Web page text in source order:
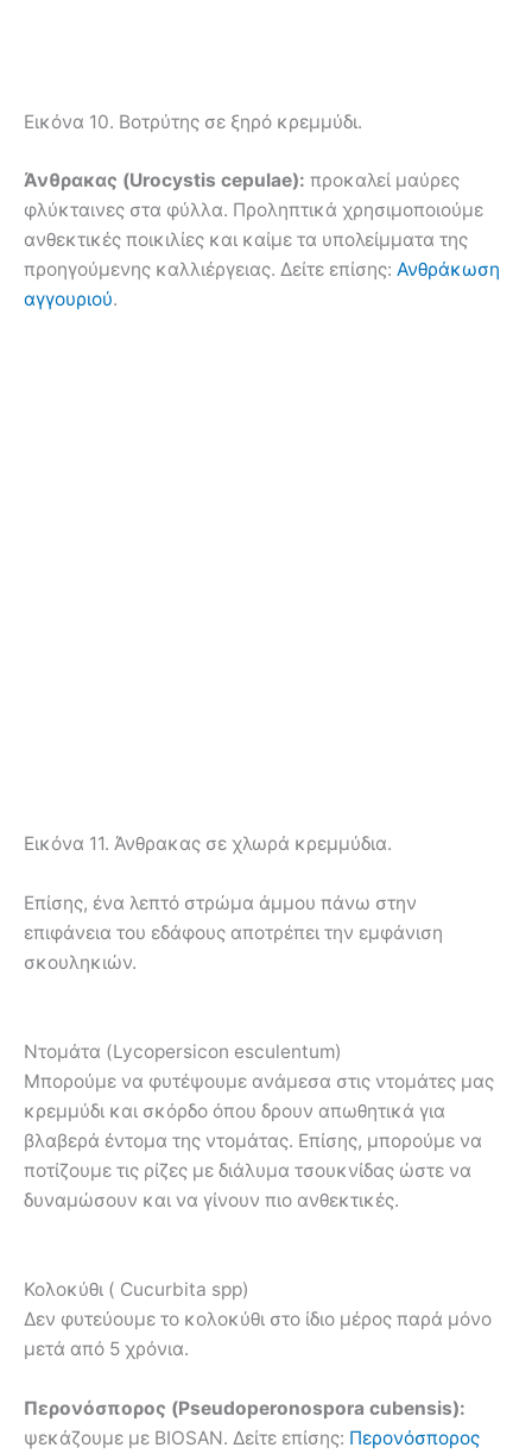
Εικόνα 10. Βοτρύτης σε ξηρό κρεμμύδι.
Άνθρακας (Urocystis cepulae): προκαλεί μαύρες
φλύκταινες στα φύλλα. Προληπτικά χρησιμοποιούμε
ανθεκτικές ποικιλίες και καίμε τα υπολείμματα της
προηγούμενης καλλιέργειας. Δείτε επίσης: Ανθράκωση
αγγουριού.
Εικόνα 11. Άνθρακας σε χλωρά κρεμμύδια.
Επίσης, ένα λεπτό στρώμα άμμου πάνω στην
επιφάνεια του εδάφους αποτρέπει την εμφάνιση
σκουληκιών.
Ντομάτα (Lycopersicon esculentum)
Μπορούμε να φυτέψουμε ανάμεσα στις ντομάτες μας
κρεμμύδι και σκόρδο όπου δρουν απωθητικά για
βλαβερά έντομα της ντομάτας. Επίσης, μπορούμε να
ποτίζουμε τις ρίζες με διάλυμα τσουκνίδας ώστε να
δυναμώσουν και να γίνουν πιο ανθεκτικές.
Κολοκύθι ( Cucurbita spp)
Δεν φυτεύουμε το κολοκύθι στο ίδιο μέρος παρά μόνο
μετά από 5 χρόνια.
Περονόσπορος (Pseudoperonospora cubensis):
ψεκάζουμε με BIOSAN. Δείτε επίσης: Περονόσπορος